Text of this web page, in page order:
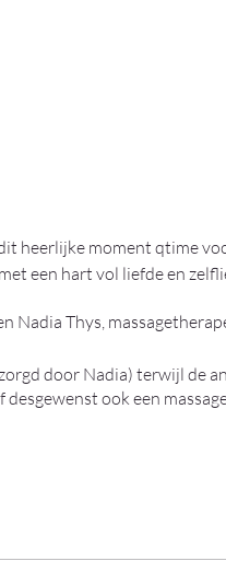
heerlijke moment qtime
een hart vol liefde en
Nadia Thys,
door Nadia) terwijl de
ook een